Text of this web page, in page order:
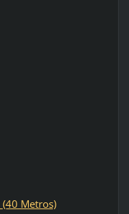
Metros)